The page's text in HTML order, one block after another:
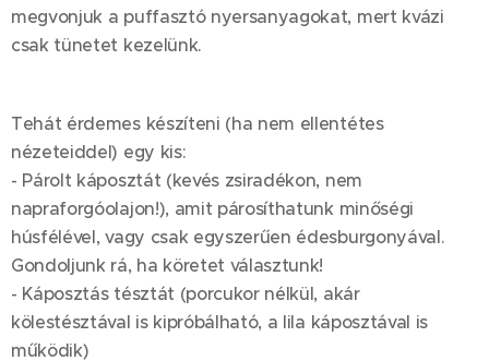
megvonjuk a puffasztó nyersanyagokat, mert kvázi
csak tünetet kezelünk.
Tehát érdemes készíteni (ha nem ellentétes
nézeteiddel) egy kis:
- Párolt káposztát (kevés zsiradékon, nem
napraforgóolajon!), amit párosíthatunk minőségi
húsfélével, vagy csak egyszerűen édesburgonyával.
Gondoljunk rá, ha köretet választunk!
- Káposztás tésztát (porcukor nélkül, akár
kölestésztával is kipróbálható, a lila káposztával is
működik)